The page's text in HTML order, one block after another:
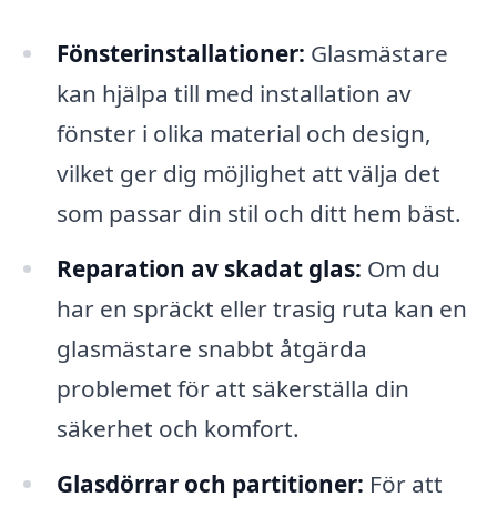
Fönsterinstallationer: Glasmästare
kan hjälpa till med installation av
fönster i olika material och design,
vilket ger dig möjlighet att välja det
som passar din stil och ditt hem bäst.
Reparation av skadat glas: Om du
har en spräckt eller trasig ruta kan en
glasmästare snabbt åtgärda
problemet för att säkerställa din
säkerhet och komfort.
Glasdörrar och partitioner: För att